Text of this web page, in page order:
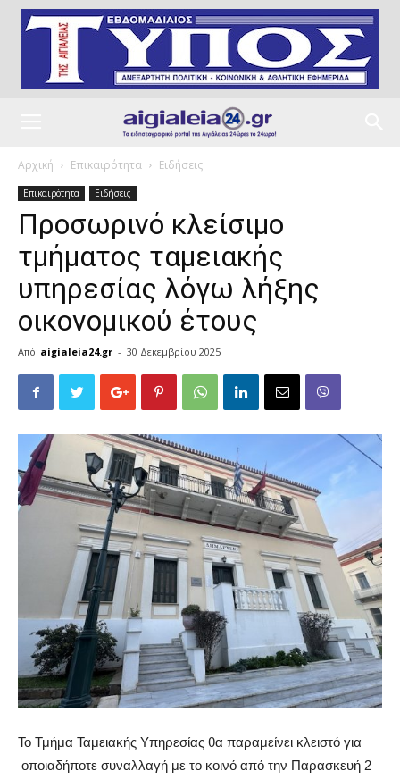
Αρχική Επικαιρότητα Ειδήσεις
Επικαιρότητα Ειδήσεις
Προσωρινό κλείσιμο
τμήματος ταμειακής
υπηρεσίας λόγω λήξης
οικονομικού έτους
Από aigialeia24.gr - 30 Δεκεμβρίου 2025
Το Τμήμα Ταμειακής Υπηρεσίας θα παραμείνει κλειστό για
οποιαδήποτε συναλλαγή με το κοινό από την Παρασκευή 2